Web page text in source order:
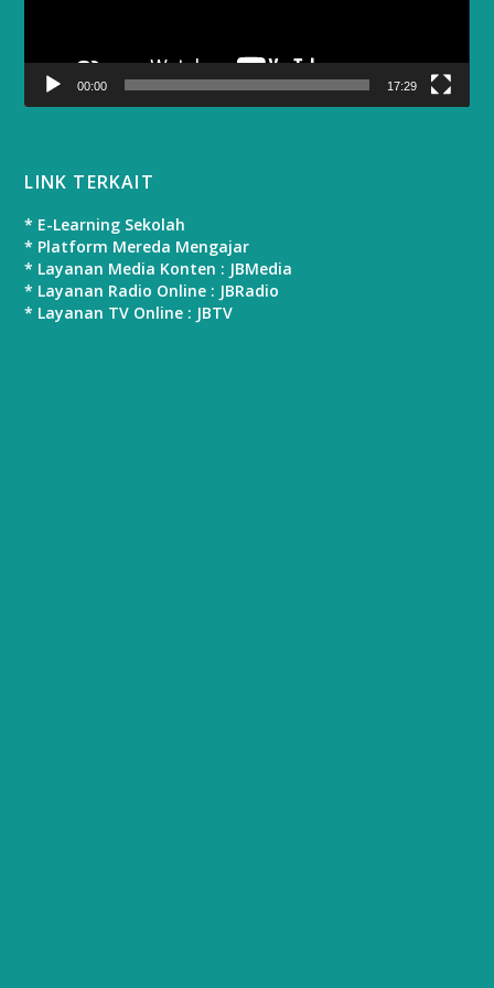
00:00 17:29
LINK TERKAIT
* E-Learning Sekolah
* Platform Mereda Mengajar
* Layanan Media Konten : JBMedia
* Layanan Radio Online : JBRadio
* Layanan TV Online : JBTV